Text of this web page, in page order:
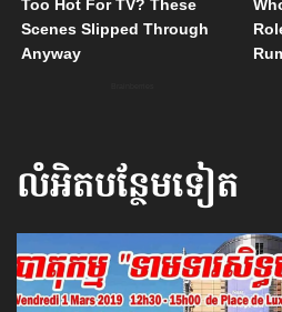
លំអិតបន្ថែមទៀត